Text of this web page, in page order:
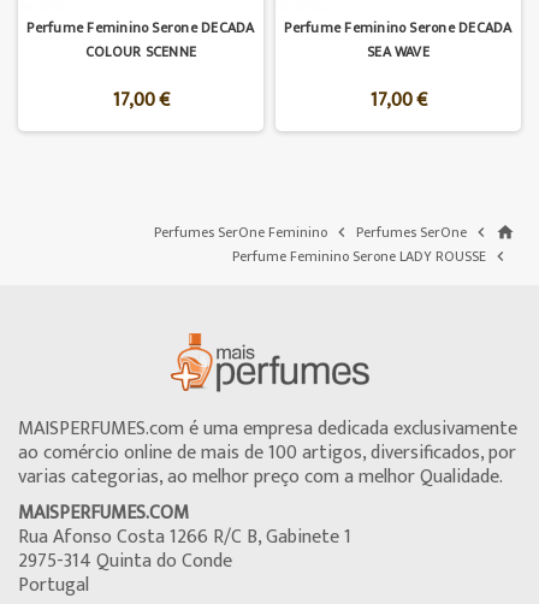
Perfume Feminino Serone DECADA
COLOUR SCENNE
17,00 €
Perfume Feminino Serone DECADA
SEA WAVE
17,00 €
home

Perfumes SerOne

Perfumes SerOne Feminino

Perfume Feminino Serone LADY ROUSSE
MAISPERFUMES.com é uma empresa dedicada exclusivamente
ao comércio online de mais de 100 artigos, diversificados, por
varias categorias, ao melhor preço com a melhor Qualidade.
MAISPERFUMES.COM
Rua Afonso Costa 1266 R/C B, Gabinete 1
2975-314 Quinta do Conde
Portugal